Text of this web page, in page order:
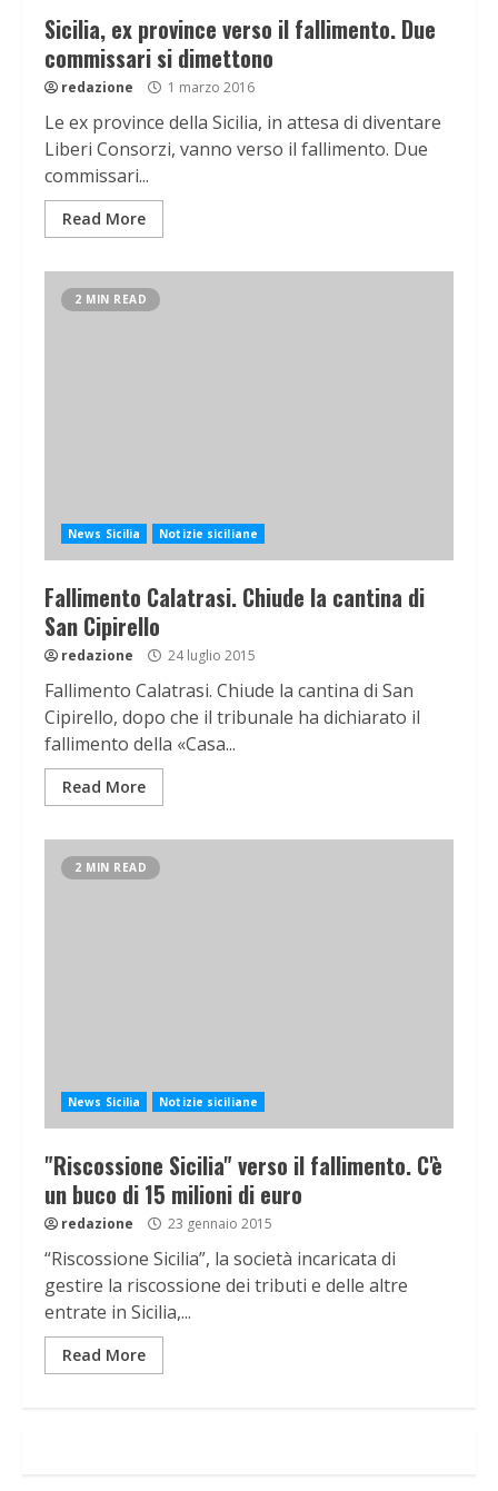
Sicilia, ex province verso il fallimento. Due
commissari si dimettono
redazione 1 marzo 2016
Le ex province della Sicilia, in attesa di diventare
Liberi Consorzi, vanno verso il fallimento. Due
commissari...
Read More
2 MIN READ
News Sicilia Notizie siciliane
Fallimento Calatrasi. Chiude la cantina di
San Cipirello
redazione 24 luglio 2015
Fallimento Calatrasi. Chiude la cantina di San
Cipirello, dopo che il tribunale ha dichiarato il
fallimento della «Casa...
Read More
2 MIN READ
News Sicilia Notizie siciliane
"Riscossione Sicilia" verso il fallimento. C'è
un buco di 15 milioni di euro
redazione 23 gennaio 2015
“Riscossione Sicilia”, la società incaricata di
gestire la riscossione dei tributi e delle altre
entrate in Sicilia,...
Read More